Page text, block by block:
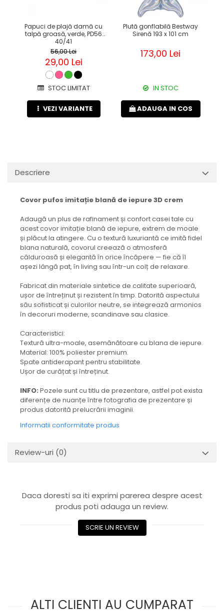
Papuci de plajă damă cu
talpă groasă, verde, PD56
40/41
56,00 Lei
29,00 Lei
STOC LIMITAT
VEZI VARIANTE
Plută gonflabilă Bestway
Sirenă 193 x 101 cm
173,00 Lei
IN STOC
ADAUGA IN COS
Descriere
Covor pufos imitație blană de iepure 3D crem
Adaugă un plus de rafinament și confort casei tale cu
acest covor imitație blană de iepure, extrem de moale
și plăcut la atingere. Cu o textură luxuriantă ce imită fidel
blana naturală, covorul creează o atmosferă
călduroasă și elegantă în orice încăpere — fie că îl
așezi lângă pat, în living sau într-un colț de relaxare.
Fabricat din materiale sintetice de calitate superioară,
ușor de întreținut și rezistent în timp. Datorită aspectului
său sofisticat și culorilor neutre, se integrează armonios
în decoruri moderne, scandinave sau clasice.
Caracteristici:
Textură ultra-moale, asemănătoare cu blana de iepure.
Material: 100% poliester premium.
Spate antiderapant pentru stabilitate.
Ușor de curățat și întreținut.
INFO: Pozele sunt cu titlu de prezentare, astfel pot exista
diferențe de nuanțe între fotografia de prezentare și
produs datorită prelucrării imaginii.
Informatii conformitate produs
Review-uri (0)
Daca doresti sa iti exprimi parerea despre acest
produs poti adauga un review.
SCRIE UN REVIEW
ALTI CLIENTI AU CUMPARAT